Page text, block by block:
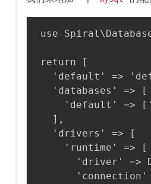
use
return [
'default' =>
  'databases' => [
'default' =>
  ],
  'drivers' => [
    'runtime' => [
'driver' =>